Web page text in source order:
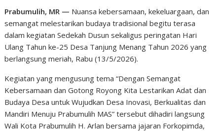
Prabumulih, MR — Nuansa kebersamaan, kekeluargaan, dan
semangat melestarikan budaya tradisional begitu terasa
dalam kegiatan Sedekah Dusun sekaligus peringatan Hari
Ulang Tahun ke-25 Desa Tanjung Menang Tahun 2026 yang
berlangsung meriah, Rabu (13/5/2026).
Kegiatan yang mengusung tema “Dengan Semangat
Kebersamaan dan Gotong Royong Kita Lestarikan Adat dan
Budaya Desa untuk Wujudkan Desa Inovasi, Berkualitas dan
Mandiri Menuju Prabumulih MAS” tersebut dihadiri langsung
Wali Kota Prabumulih H. Arlan bersama jajaran Forkopimda,